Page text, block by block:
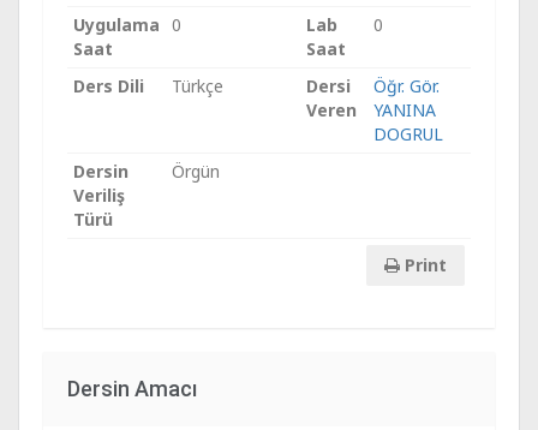
Uygulama
Saat
0
Lab
Saat
0
Ders Dili Türkçe
Dersi
Veren
Öğr. Gör.
YANINA
DOGRUL
Dersin
Veriliş
Türü
Örgün
Print
Dersin Amacı